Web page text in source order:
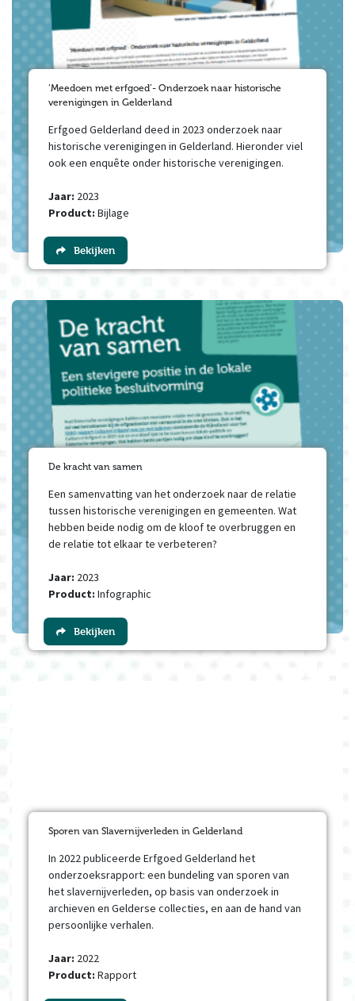
‘Meedoen met erfgoed’- Onderzoek naar historische
verenigingen in Gelderland
Erfgoed Gelderland deed in 2023 onderzoek naar
historische verenigingen in Gelderland. Hieronder viel
ook een enquête onder historische verenigingen.
Jaar: 2023
Product: Bijlage
Bekijken
De kracht van samen
Een samenvatting van het onderzoek naar de relatie
tussen historische verenigingen en gemeenten. Wat
hebben beide nodig om de kloof te overbruggen en
de relatie tot elkaar te verbeteren?
Jaar: 2023
Product: Infographic
Bekijken
Sporen van Slavernijverleden in Gelderland
In 2022 publiceerde Erfgoed Gelderland het
onderzoeksrapport: een bundeling van sporen van
het slavernijverleden, op basis van onderzoek in
archieven en Gelderse collecties, en aan de hand van
persoonlijke verhalen.
Jaar: 2022
Product: Rapport